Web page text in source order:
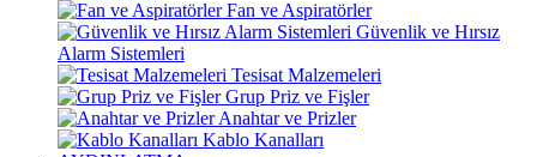
Fan ve Aspiratörler
Güvenlik ve Hırsız
Alarm Sistemleri
Tesisat Malzemeleri
Grup Priz ve Fişler
Anahtar ve Prizler
Kablo Kanalları